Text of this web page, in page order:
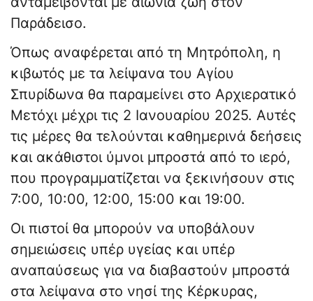
Παράδεισο.
Όπως αναφέρεται από τη Μητρόπολη, η
κιβωτός με τα λείψανα του Αγίου
Σπυρίδωνα θα παραμείνει στο Αρχιερατικό
Μετόχι μέχρι τις 2 Ιανουαρίου 2025. Αυτές
τις μέρες θα τελούνται καθημερινά δεήσεις
και ακάθιστοι ύμνοι μπροστά από το ιερό,
που προγραμματίζεται να ξεκινήσουν στις
7:00, 10:00, 12:00, 15:00 και 19:00.
Οι πιστοί θα μπορούν να υποβάλουν
σημειώσεις υπέρ υγείας και υπέρ
αναπαύσεως για να διαβαστούν μπροστά
στα λείψανα στο νησί της Κέρκυρας,